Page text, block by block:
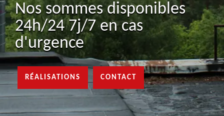
Nos sommes disponibles
24h/24 7j/7 en cas
d'urgence
RÉALISATIONS CONTACT